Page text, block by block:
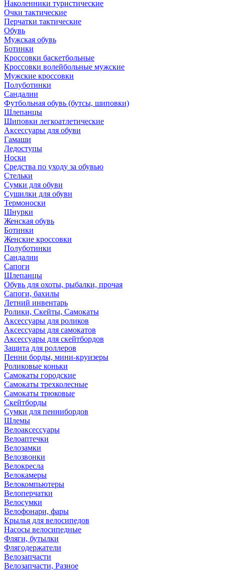
Наколенники туристические
Очки тактические
Перчатки тактические
Обувь
Мужская обувь
Ботинки
Кроссовки баскетбольные
Кроссовки волейбольные мужские
Мужские кроссовки
Полуботинки
Сандалии
Футбольная обувь (бутсы, шиповки)
Шлепанцы
Шиповки легкоатлетические
Аксессуары для обуви
Гамаши
Ледоступы
Носки
Средства по уходу за обувью
Стельки
Сумки для обуви
Сушилки для обуви
Термоноски
Шнурки
Женская обувь
Ботинки
Женские кроссовки
Полуботинки
Сандалии
Сапоги
Шлепанцы
Обувь для охоты, рыбалки, прочая
Сапоги, бахилы
Летний инвентарь
Ролики, Скейты, Самокаты
Аксессуары для роликов
Аксессуары для самокатов
Аксессуары для скейтбордов
Защита для роллеров
Пенни борды, мини-круизеры
Роликовые коньки
Самокаты городские
Самокаты трехколесные
Самокаты трюковые
Скейтборды
Сумки для пеннибордов
Шлемы
Велоаксессуары
Велоаптечки
Велозамки
Велозвонки
Велокресла
Велокамеры
Велокомпьютеры
Велоперчатки
Велосумки
Велофонари, фары
Крылья для велосипедов
Насосы велосипедные
Фляги, бутылки
Флягодержатели
Велозапчасти
Велозапчасти, Разное